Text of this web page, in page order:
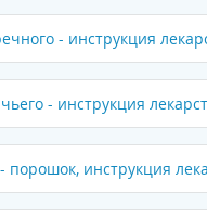
- инструкция
- инструкция
порошок, инструкция